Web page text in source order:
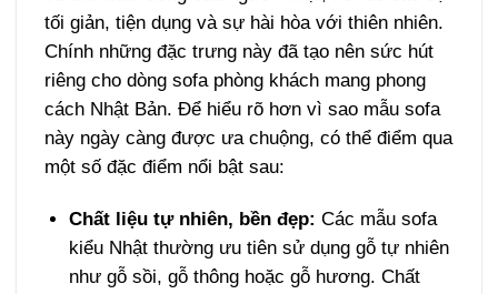
tối giản, tiện dụng và sự hài hòa với thiên nhiên.
Chính những đặc trưng này đã tạo nên sức hút
riêng cho dòng sofa phòng khách mang phong
cách Nhật Bản. Để hiểu rõ hơn vì sao mẫu sofa
này ngày càng được ưa chuộng, có thể điểm qua
một số đặc điểm nổi bật sau:
Chất liệu tự nhiên, bền đẹp: Các mẫu sofa
kiểu Nhật thường ưu tiên sử dụng gỗ tự nhiên
như gỗ sồi, gỗ thông hoặc gỗ hương. Chất